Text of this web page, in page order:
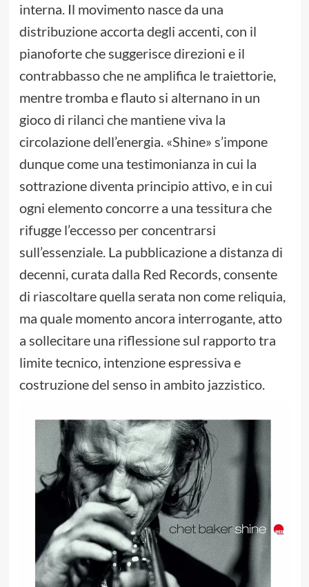
interna. Il movimento nasce da una
distribuzione accorta degli accenti, con il
pianoforte che suggerisce direzioni e il
contrabbasso che ne amplifica le traiettorie,
mentre tromba e flauto si alternano in un
gioco di rilanci che mantiene viva la
circolazione dell’energia. «Shine» s’impone
dunque come una testimonianza in cui la
sottrazione diventa principio attivo, e in cui
ogni elemento concorre a una tessitura che
rifugge l’eccesso per concentrarsi
sull’essenziale. La pubblicazione a distanza di
decenni, curata dalla Red Records, consente
di riascoltare quella serata non come reliquia,
ma quale momento ancora interrogante, atto
a sollecitare una riflessione sul rapporto tra
limite tecnico, intenzione espressiva e
costruzione del senso in ambito jazzistico.